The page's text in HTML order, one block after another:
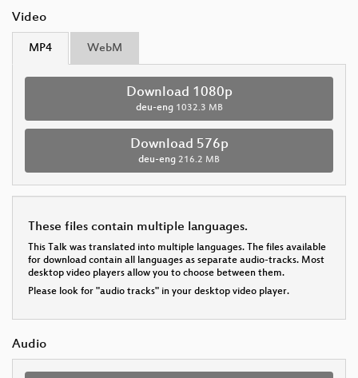
Video
MP4 WebM
Download 1080p
deu-eng 1032.3 MB
Download 576p
deu-eng 216.2 MB
These files contain multiple languages.
This Talk was translated into multiple languages. The files available
for download contain all languages as separate audio-tracks. Most
desktop video players allow you to choose between them.
Please look for "audio tracks" in your desktop video player.
Audio